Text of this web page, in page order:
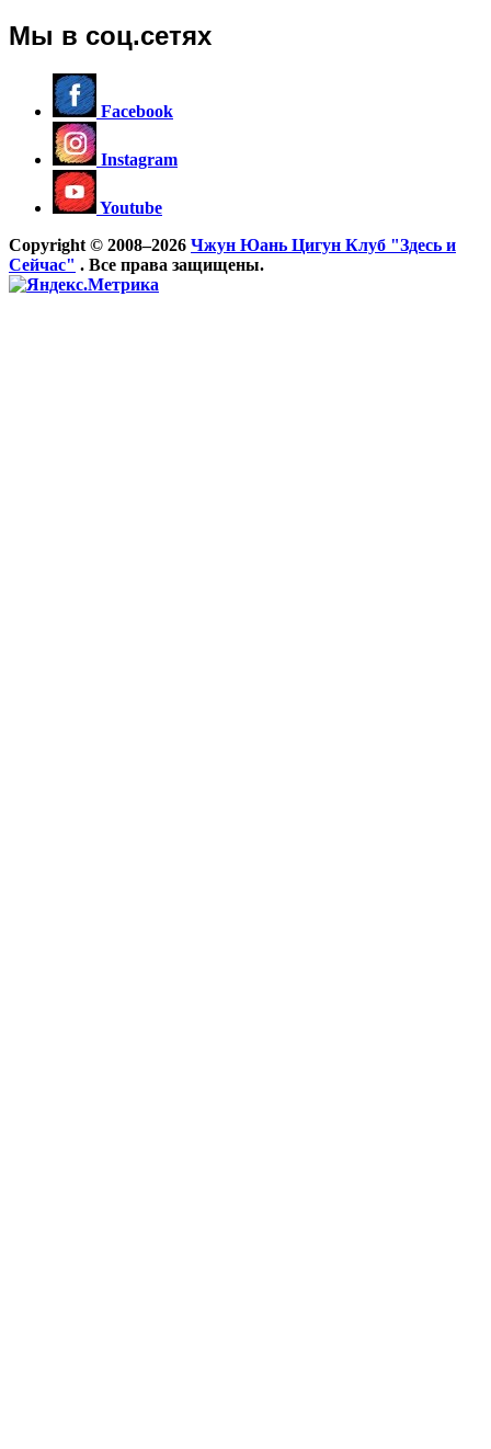
Мы в соц.сетях
Facebook
Instagram
Youtube
Copyright © 2008–2026 Чжун Юань Цигун Клуб "Здесь и
Сейчас" . Все права защищены.